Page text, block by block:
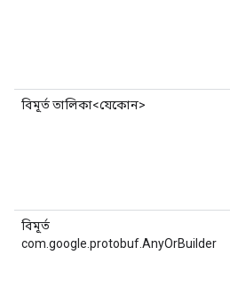
বিমূর্ত তালিকা<যেকোন>
বিমূর্ত
com.google.protobuf.AnyOrBuilder